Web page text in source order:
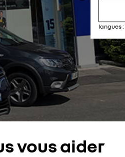
langues :
vous aider